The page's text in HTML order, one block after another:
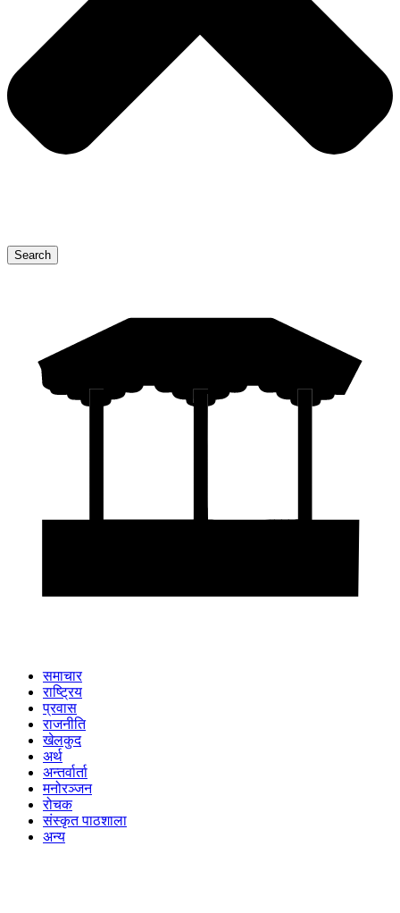
Search
समाचार
राष्ट्रिय
प्रवास
राजनीति
खेलकुद
अर्थ
अन्तर्वार्ता
मनोरञ्जन
रोचक
संस्कृत पाठशाला
अन्य